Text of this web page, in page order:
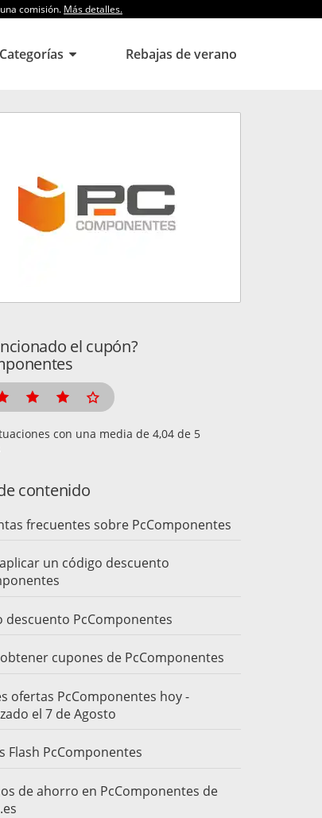
comisión. Más detalles.
Categorías Rebajas de verano
el cupón?
con una media de
de 5
contenido
frecuentes sobre PcComponentes
un código descuento
descuento PcComponentes
cupones de PcComponentes
ofertas PcComponentes hoy -
el 7 de Agosto
Flash PcComponentes
de ahorro en PcComponentes de